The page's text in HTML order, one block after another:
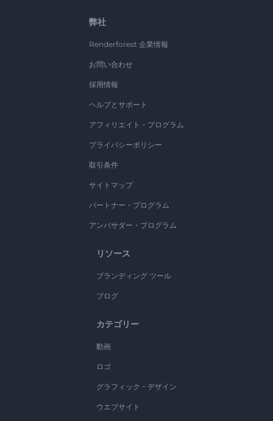
弊社
Renderforest 企業情報
お問い合わせ
採用情報
ヘルプとサポート
アフィリエイト・プログラム
プライバシーポリシー
取引条件
サイトマップ
パートナー・プログラム
アンバサダー・プログラム
リソース
ブランディング ツール
ブログ
カテゴリー
動画
ロゴ
グラフィック・デザイン
ウエブサイト